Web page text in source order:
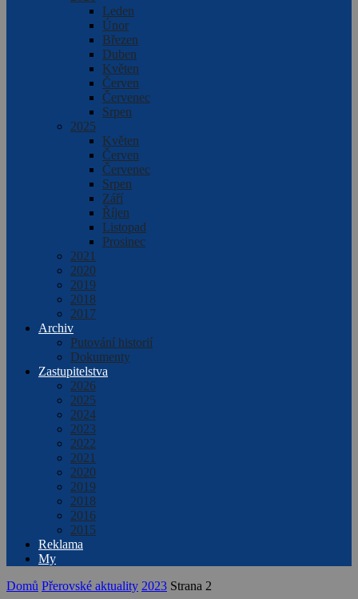
Leden
Únor
Březen
Duben
Květen
Červen
Červenec
Srpen
2025
Květen
Červen
Červenec
Srpen
Září
Říjen
Listopad
Prosinec
2021
2020
2019
2018
2017
Archiv
Putování historií
Dokumenty
Zastupitelstva
2026
2025
2024
2023
2022
2021
2020
2019
2018
2016
2015
Reklama
My
Domů Přerovské aktuality 2023 Strana 2